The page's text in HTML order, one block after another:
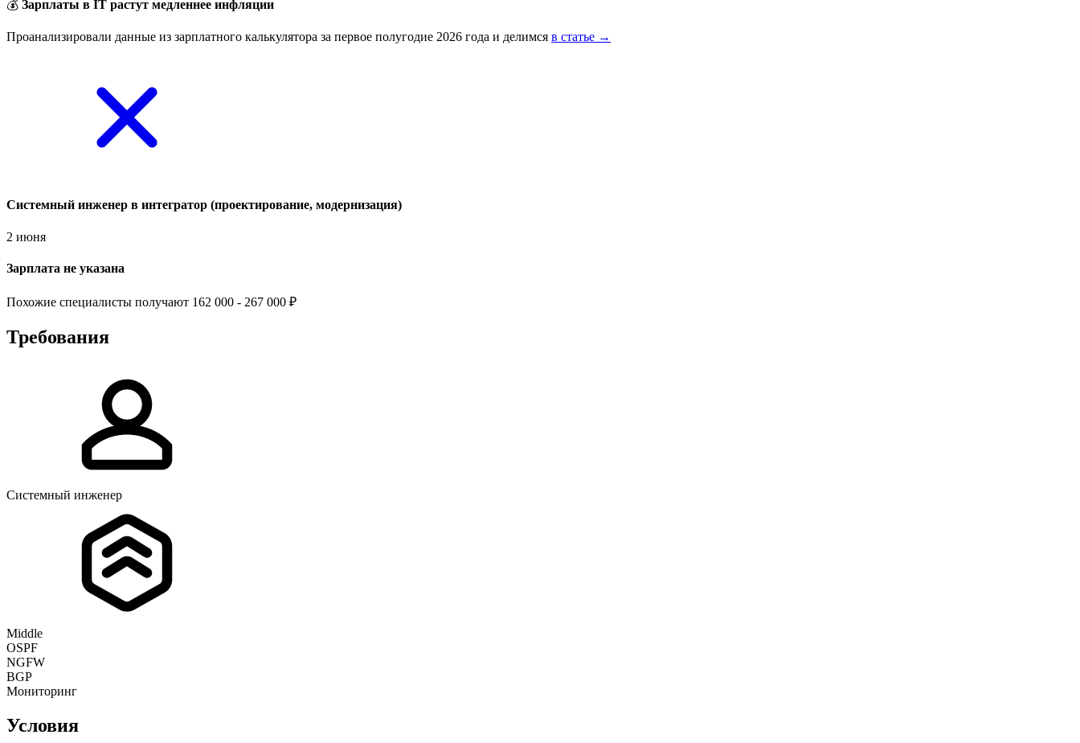
💰 Зарплаты в IT растут медленнее инфляции
Проанализировали данные из зарплатного калькулятора за первое полугодие 2026 года и делимся в статье →
Системный инженер в интегратор (проектирование, модернизация)
2 июня
Зарплата не указана
Похожие специалисты получают 162 000 - 267 000 ₽
Требования
Системный инженер
Middle
OSPF
NGFW
BGP
Мониторинг
Условия